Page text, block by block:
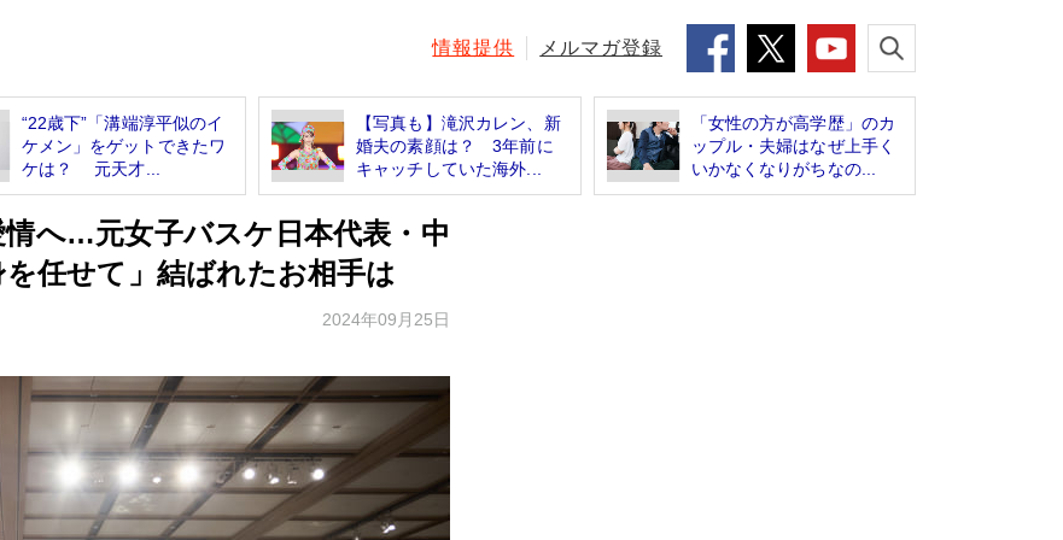
情報提供 メルマガ登録
“22歳下”「溝端淳平似のイ
ケメン」をゲットできたワ
ケは？ 元天才...
【写真も】滝沢カレン、新
婚夫の素顔は？ 3年前に
キャッチしていた海外...
「女性の方が高学歴」のカ
ップル・夫婦はなぜ上手く
いかなくなりがちなの...
へ…元女子バスケ日本代表・中
任せて」結ばれたお相手は
2024年09月25日